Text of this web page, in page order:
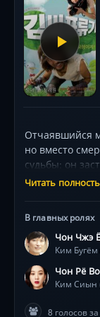
Отчаявшийся
но вместо
судьбы: он
центре Сеула,
хикикомори
года. Их
и бутылки,
отчаяние в
попытки
Читать
В главных ролях
Чон Чжэ
Чон Рё
8 голосов